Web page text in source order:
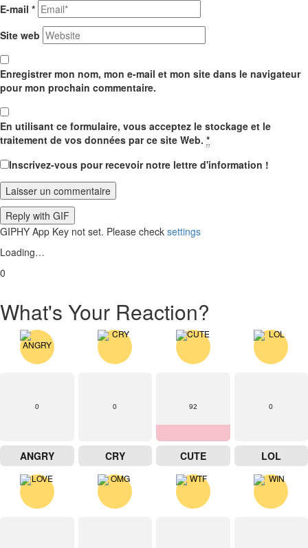
E-mail *
Site web
Enregistrer mon nom, mon e-mail et mon site dans le navigateur
pour mon prochain commentaire.
En utilisant ce formulaire, vous acceptez le stockage et le
traitement de vos données par ce site Web. *
Inscrivez-vous pour recevoir notre lettre d'information !
Laisser un commentaire
Reply with GIF
GIPHY App Key not set. Please check settings
Loading…
0
What's Your Reaction?
0
ANGRY
0
CRY
92
CUTE
0
LOL